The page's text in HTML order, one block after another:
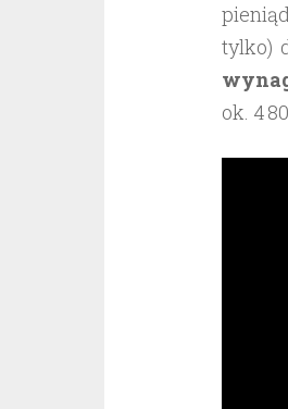
tylko)
ok. 4